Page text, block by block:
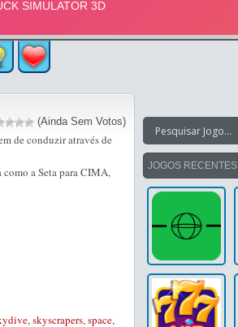
(Ainda Sem Votos)
de conduzir através de
como a Seta para CIMA,
,skyscrapers,space,
JOGOS RECENTES